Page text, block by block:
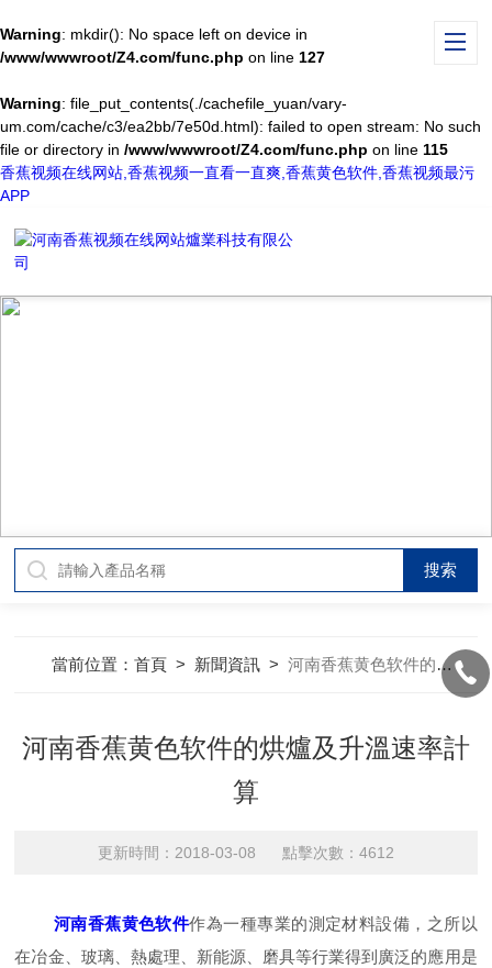
Warning: mkdir(): No space left on device in
/www/wwwroot/Z4.com/func.php on line 127
Warning: file_put_contents(./cachefile_yuan/vary-
um.com/cache/c3/ea2bb/7e50d.html): failed to open stream: No such
file or directory in /www/wwwroot/Z4.com/func.php on line 115
香蕉视频在线网站,香蕉视频一直看一直爽,香蕉黄色软件,香蕉视频最污
APP
當前位置：首頁 > 新聞資訊 >河南香蕉黄色软件的烘爐及升溫速率計算
河南香蕉黄色软件的烘爐及升溫速率計
算
更新時間：2018-03-08 點擊次數：4612
河南香蕉黄色软件作為一種專業的測定材料設備，之所以
在冶金、玻璃、熱處理、新能源、磨具等行業得到廣泛的應用是